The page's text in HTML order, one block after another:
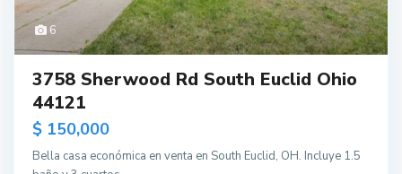
6
3758 Sherwood Rd South Euclid Ohio
44121
$ 150,000
Bella casa económica en venta en South Euclid, OH. Incluye 1.5